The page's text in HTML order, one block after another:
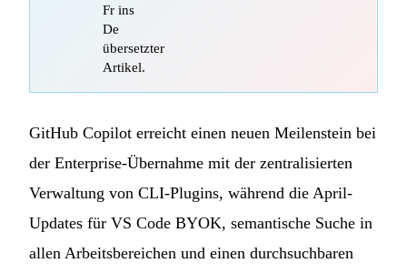
Fr ins
De
übersetzter
Artikel.
GitHub Copilot erreicht einen neuen Meilenstein bei
der Enterprise-Übernahme mit der zentralisierten
Verwaltung von CLI-Plugins, während die April-
Updates für VS Code BYOK, semantische Suche in
allen Arbeitsbereichen und einen durchsuchbaren